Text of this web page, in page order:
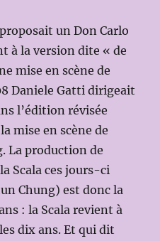
un Don Carlo
à la version dite « de
mise en scène de
Daniele Gatti dirigeait
l’édition révisée
mise en scène de
La production de
Scala ces jours-ci
Chung) est donc la
: la Scala revient à
dix ans. Et qui dit